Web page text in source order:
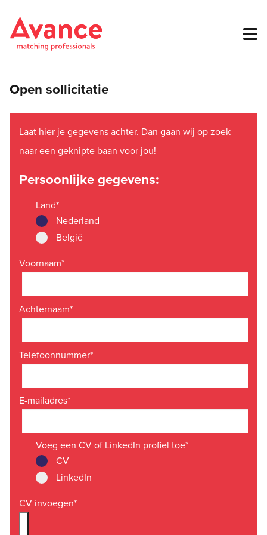
Open sollicitatie
Laat hier je gegevens achter. Dan gaan wij op zoek
naar een geknipte baan voor jou!
Persoonlijke gegevens:
Land*
Nederland
België
Voornaam*
Achternaam*
Telefoonnummer*
E-mailadres*
Voeg een CV of LinkedIn profiel toe*
CV
LinkedIn
CV invoegen*